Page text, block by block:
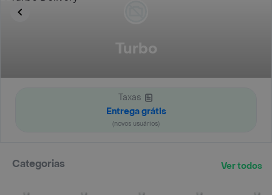
Turbo
Taxas
Entrega grátis
(novos usuários)
Categorias Ver todos